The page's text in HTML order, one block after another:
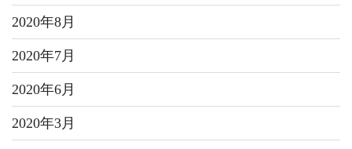
2020年8月
2020年7月
2020年6月
2020年3月